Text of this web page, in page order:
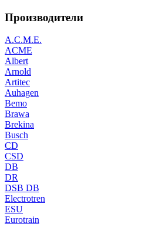
Производители
A.C.M.E.
ACME
Albert
Arnold
Artitec
Auhagen
Bemo
Brawa
Brekina
Busch
CD
CSD
DB
DR
DSB DB
Electrotren
ESU
Eurotrain